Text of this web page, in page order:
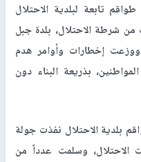
تابعة لبلدية الاحتلال
من شرطة الاحتلال، بلدة جبل
إخطارات وأوامر هدم
بذريعة البناء دون
بلدية الاحتلال نفذت جولة
الاحتلال، وسلمت عدداً من